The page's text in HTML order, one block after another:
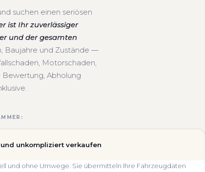
suchen einen seriösen
ist Ihr zuverlässiger
und der gesamten
Baujahre und Zustände —
Motorschaden,
Abholung
unkompliziert verkaufen
und ohne Umwege. Sie übermitteln Ihre Fahrzeugdaten